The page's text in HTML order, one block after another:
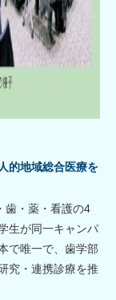
的地域総合医療を
歯・薬・看護の4
生が同一キャンパ
で唯一で、歯学部
究・連携診療を推